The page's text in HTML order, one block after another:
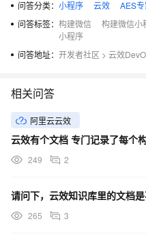
问答分类： 小程序 云效
AES
问答标签： 构建微信 构建微信小
小程序
问答地址： 开发者社区 > 云效
相关问答
阿里云云效
云效有个文档 专门记录了每个
249 2
请问下，云效知识库里的文档
265 3